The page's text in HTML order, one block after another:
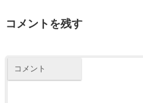
コメントを残す
コメント